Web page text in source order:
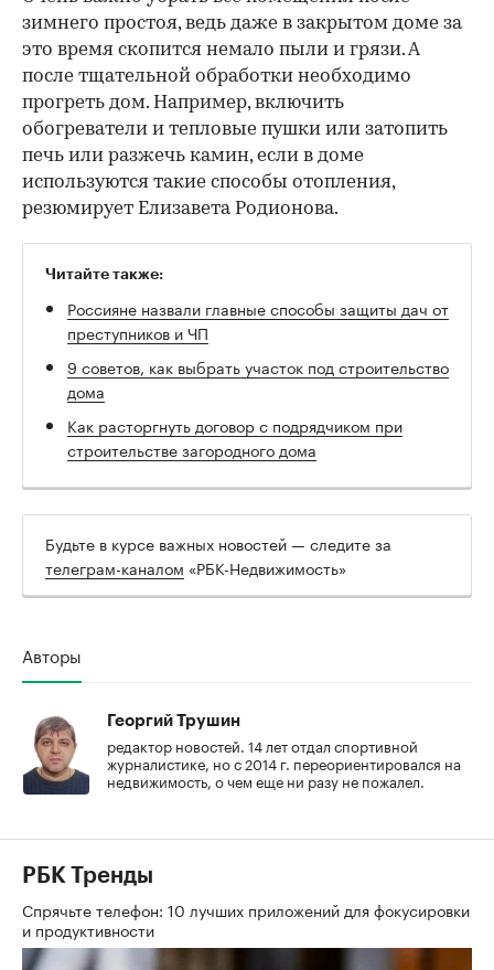
зимнего простоя, ведь даже в закрытом доме за
это время скопится немало пыли и грязи. А
после тщательной обработки необходимо
прогреть дом. Например, включить
обогреватели и тепловые пушки или затопить
печь или разжечь камин, если в доме
используются такие способы отопления,
резюмирует Елизавета Родионова.
Читайте также:
Россияне назвали главные способы защиты дач от
преступников и ЧП
9 советов, как выбрать участок под строительство
дома
Как расторгнуть договор с подрядчиком при
строительстве загородного дома
Будьте в курсе важных новостей — следите за
телеграм-каналом «РБК-Недвижимость»
Авторы
Георгий Трушин
редактор новостей. 14 лет отдал спортивной
журналистике, но с 2014 г. переориентировался на
недвижимость, о чем еще ни разу не пожалел.
РБК Тренды
Спрячьте телефон: 10 лучших приложений для фокусировки
и продуктивности